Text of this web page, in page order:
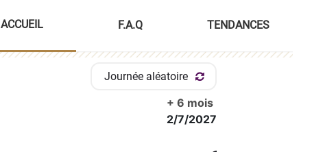
ACCUEIL F.A.Q TENDANCES
Journée aléatoire
+ 6 mois
2/7/2027